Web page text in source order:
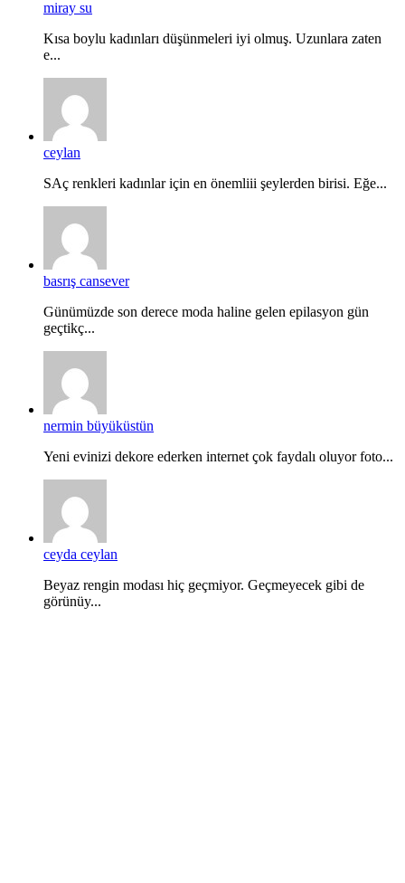
miray su
Kısa boylu kadınları düşünmeleri iyi olmuş. Uzunlara zaten
e...
ceylan
SAç renkleri kadınlar için en önemliii şeylerden birisi. Eğe...
basrış cansever
Günümüzde son derece moda haline gelen epilasyon gün
geçtikç...
nermin büyüküstün
Yeni evinizi dekore ederken internet çok faydalı oluyor foto...
ceyda ceylan
Beyaz rengin modası hiç geçmiyor. Geçmeyecek gibi de
görünüy...